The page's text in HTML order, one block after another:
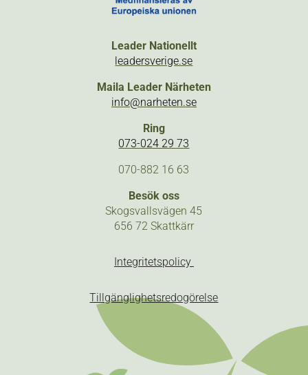
Leader Nationellt
leadersverige.se
Maila Leader Närheten
info@narheten.se
Ring
073-024 29 73
070-882 16 63
Besök oss
Skogsvallsvägen 45
656 72 Skattkärr
Integritetspolicy
Tillgänglighetsredogörelse